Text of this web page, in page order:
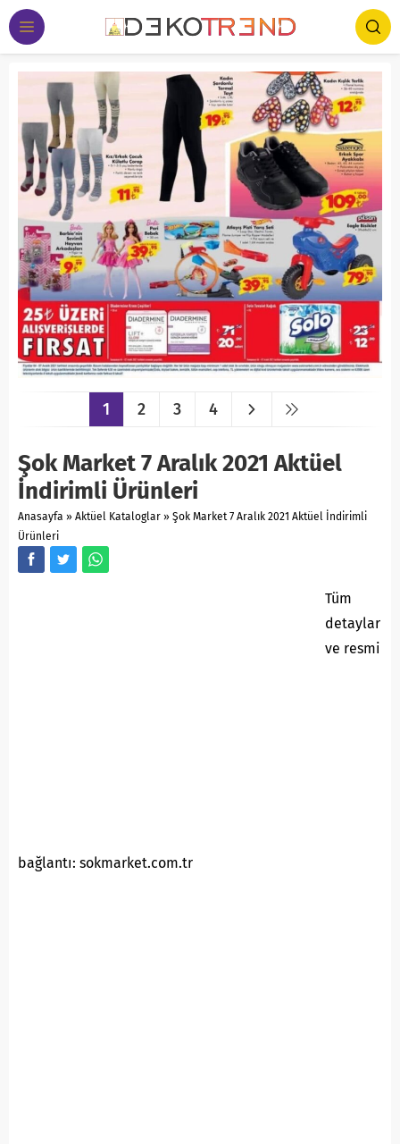
1 2 3 4
Şok Market 7 Aralık 2021 Aktüel
İndirimli Ürünleri
Anasayfa » Aktüel Kataloglar » Şok Market 7 Aralık 2021 Aktüel İndirimli
Ürünleri
Tüm
detaylar
ve resmi
bağlantı: sokmarket.com.tr